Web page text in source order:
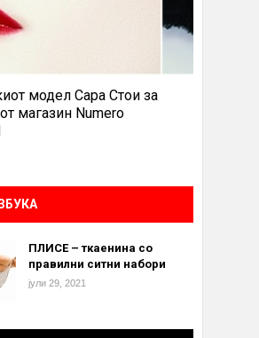
модел Сара Стои за
магазин Numero
ПЛИСЕ – ткаенина со
правилни ситни набори
јули 29, 2021